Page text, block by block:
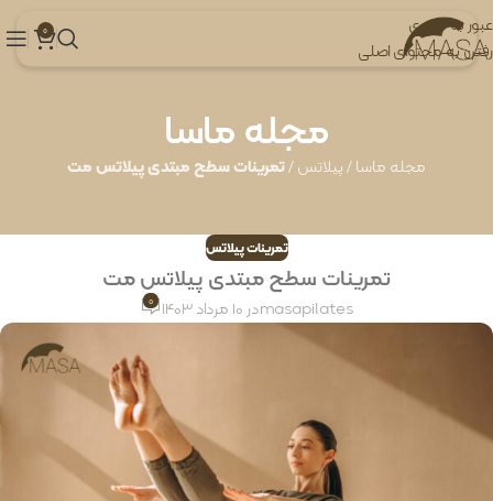
عبور به ناوبری
رفتن به محتوای اصلی
0
مجله ماسا
مجله ماسا/پیلاتس/تمرینات سطح مبتدی پیلاتس مت
تمرینات پیلاتس
تمرینات سطح مبتدی پیلاتس مت
masapilatesدر 10 مرداد 1403 0